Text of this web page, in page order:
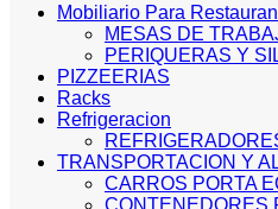
Mobiliario Para
MESAS DE
PERIQUERAS Y
PIZZEERIAS
Racks
Refrigeracion
TRANSPORTACION Y
CARROS PORTA
CONTENEDORES